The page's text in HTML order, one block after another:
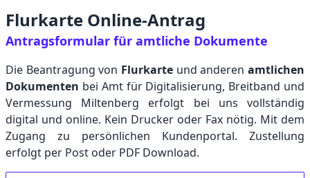
Flurkarte Online-Antrag
Antragsformular für amtliche Dokumente
Die Beantragung von Flurkarte und anderen amtlichen
Dokumenten bei Amt für Digitalisierung, Breitband und
Vermessung Miltenberg erfolgt bei uns vollständig
digital und online. Kein Drucker oder Fax nötig. Mit dem
Zugang zu persönlichen Kundenportal. Zustellung
erfolgt per Post oder PDF Download.